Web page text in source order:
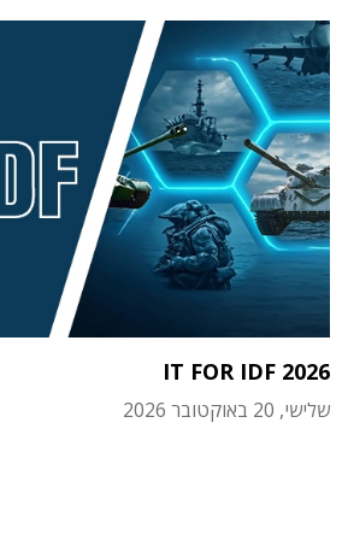
IT FOR IDF 2026
שלישי, 20 באוקטובר 2026